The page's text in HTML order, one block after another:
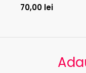
70,00 lei